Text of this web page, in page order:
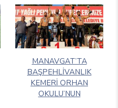
MANAVGAT’TA
BAŞPEHLİVANLIK
KEMERİ ORHAN
OKULU’NUN